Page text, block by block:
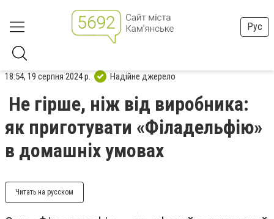
Рус
18:54, 19 серпня 2024 р. Надійне джерело
Не гірше, ніж від виробника:
як приготувати «Філадельфію»
в домашніх умовах
Читать на русском